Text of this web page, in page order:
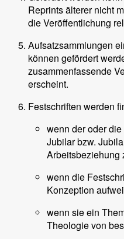
Reprints älterer nicht
die Veröffentlichung
Aufsatzsammlungen
können gefördert
zusammenfassende
erscheint.
Festschriften werden
wenn der oder
Jubilar bzw.
Arbeitsbeziehung
wenn die
Konzeption
wenn sie ein
Theologie von